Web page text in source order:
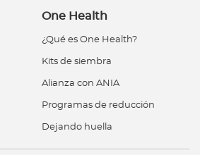
One Health
¿Qué es One Health?
Kits de siembra
Alianza con ANIA
Programas de reducción
Dejando huella